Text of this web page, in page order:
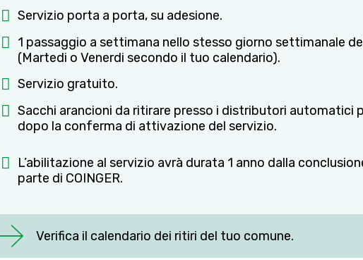
Servizio porta a porta, su adesione.
1 passaggio a settimana nello stesso giorno settimanale
(Martedi o Venerdi secondo il tuo calendario).
Servizio gratuito.
Sacchi arancioni da ritirare presso i distributori automatici
dopo la conferma di attivazione del servizio.
L’abilitazione al servizio avrà durata 1 anno dalla
parte di COINGER.
Verifica il calendario dei ritiri del tuo comune.